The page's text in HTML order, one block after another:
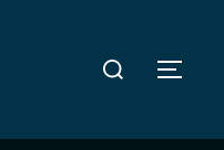
Rechercher :